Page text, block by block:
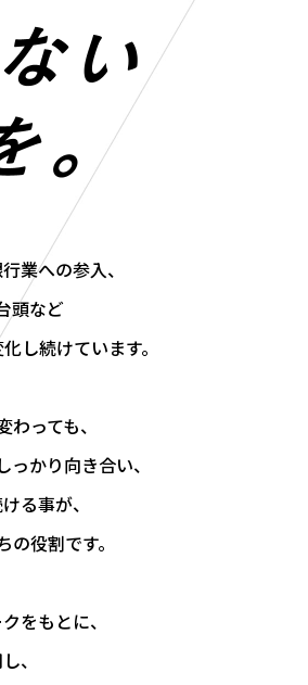
業への参入、
頭など
し続けています。
っても、
かり向き合い、
る事が、
役割です。
をもとに、
、